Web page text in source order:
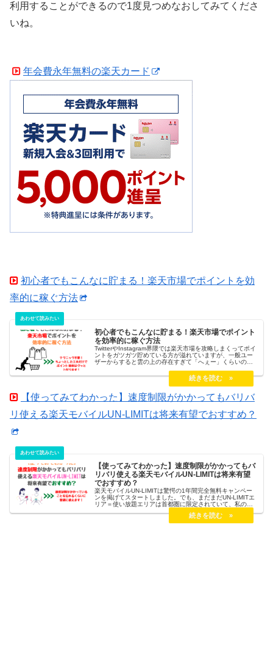
利用することができるので1度見つめなおしてみてくださ
いね。
年会費永年無料の楽天カード
初心者でもこんなに貯まる！楽天市場でポイントを効
率的に稼ぐ方法
初心者でもこんなに貯まる！楽天市場でポイント
を効率的に稼ぐ方法
TwitterやInstagram界隈では楽天市場を攻略しまくってポイ
ントをガツガツ貯めている方が溢れていますが、一般ユー
ザーからすると雲の上の存在すぎて「へぇー」くらいの感
んですが、初心者でもテクニック不要でちょっとした工夫
をするだけで効率的に楽天ポイントを稼ぐことができま
す。「ちょっとした工夫」はテクニックのように感じます
が、そんな大それたものではないのでご安心を。そこで今
回は初心者でもできる楽天市場でポイントを効率的に稼ぐ
【使ってみてわかった】速度制限がかかってもバリバ
リ使える楽天モバイルUN-LIMITは将来有望でおすすめ？
【使ってみてわかった】速度制限がかかってもバ
リバリ使える楽天モバイルUN-LIMITは将来有望
でおすすめ？
楽天モバイルUN-LIMITは驚愕の1年間完全無料キャンペー
ンを掲げてスタートしました。でも、まだまだUN-LIMITエ
リア＝使い放題エリアは首都圏に限定されていて、私のよ
うな地方住みには5Gのデータ上限までしか使えないことが
ネックでした。しかし、噂には楽天モバイルUN-LIMITはデ
ータ制限にかかっても早いと聞いていますが実際のところ